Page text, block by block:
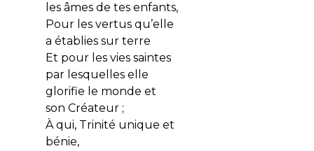
les âmes de tes enfants,
Pour les vertus qu’elle
a établies sur terre
Et pour les vies saintes
par lesquelles elle
glorifie le monde et
son Créateur ;
À qui, Trinité unique et
bénie,